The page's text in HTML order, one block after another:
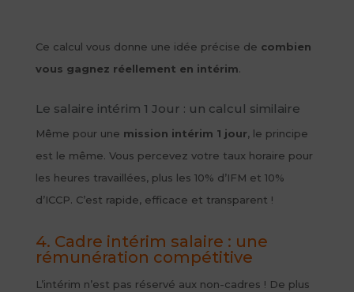
Ce calcul vous donne une idée précise de combien
vous gagnez réellement en intérim.
Le salaire intérim 1 Jour : un calcul similaire
Même pour une mission intérim 1 jour, le principe
est le même. Vous percevez votre taux horaire pour
les heures travaillées, plus les 10% d’IFM et 10%
d’ICCP. C’est rapide, efficace et transparent !
4. Cadre intérim salaire : une
rémunération compétitive
L’intérim n’est pas réservé aux non-cadres ! De plus